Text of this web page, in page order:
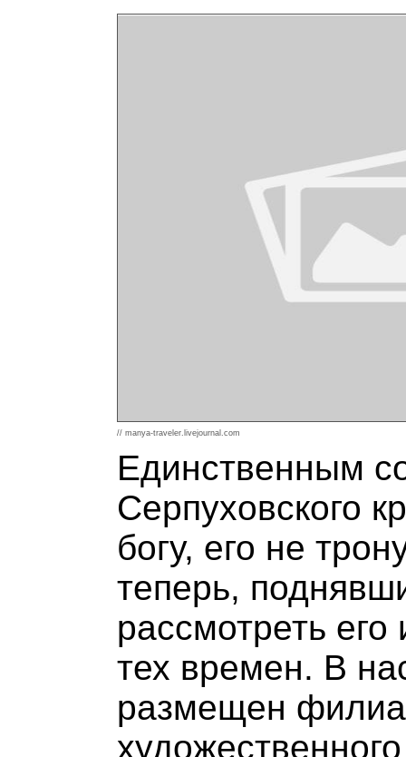
// manya-traveler.livejournal.com
Единственным
Серпуховского
богу, его не
теперь,
рассмотреть его
тех времен. В
размещен